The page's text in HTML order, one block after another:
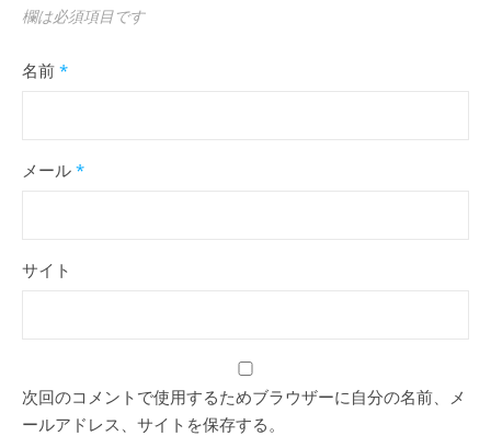
欄は必須項目です
名前 *
メール *
サイト
次回のコメントで使用するためブラウザーに自分の名前、メ
ールアドレス、サイトを保存する。